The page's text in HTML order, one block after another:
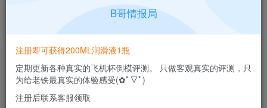
日本EXE对魔忍-井河阿莎姬-光阵华名器复杂刺激
体验感超强飞机杯测评报告
B哥情报局-产品指南针
2个月前更新
0 92 7
B哥情报局
注册即可获得200ML润滑液1瓶
定期更新各种真实的飞机杯倒模评测。 只做客观真实的评测，只
为给老铁最真实的体验感受(✿ﾟ▽ﾟ)
注册后联系客服领取